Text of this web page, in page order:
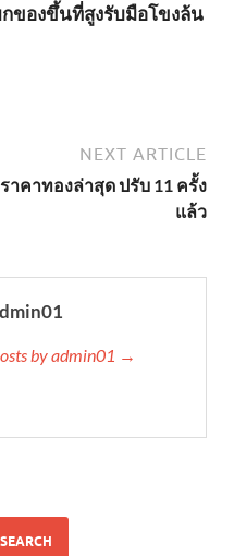
ของขึ้นที่สูงรับมือโขงล้น
NEXT ARTICLE
ราคาทองล่าสุด ปรับ 11 ครั้ง
แล้ว
by admin01 →
SEARCH